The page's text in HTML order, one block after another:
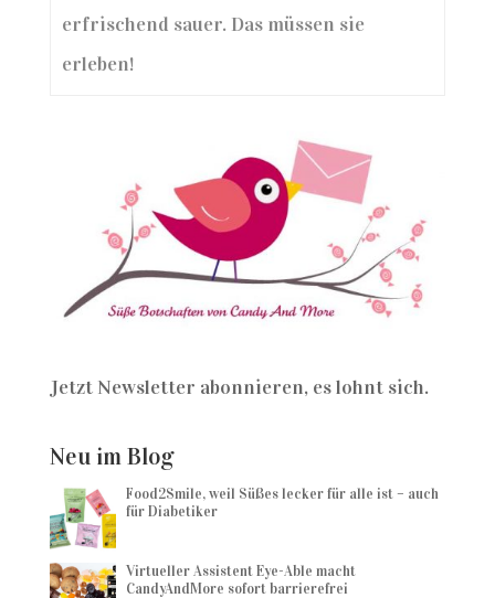
erfrischend sauer. Das müssen sie
erleben!
Jetzt Newsletter abonnieren, es lohnt sich.
Neu im Blog
Food2Smile, weil Süßes lecker für alle ist – auch
für Diabetiker
Virtueller Assistent Eye-Able macht
CandyAndMore sofort barrierefrei